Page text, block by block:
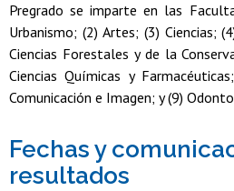
Pregrado se imparte en las
Urbanismo; (2) Artes; (3) Ciencias;
Ciencias Forestales y de la
Ciencias Químicas y
Comunicación e Imagen; y (9)
Fechas y
resultados